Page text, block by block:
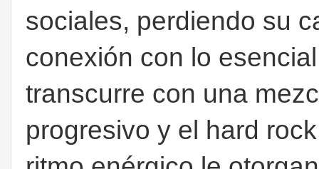
sociales, perdiendo su
conexión con lo
transcurre con una
progresivo y el hard